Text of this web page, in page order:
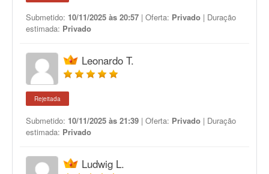
Submetido: 10/11/2025 às 20:57 | Oferta: Privado | Duração
estimada: Privado
Leonardo T.
Rejeitada
Submetido: 10/11/2025 às 21:39 | Oferta: Privado | Duração
estimada: Privado
Ludwig L.